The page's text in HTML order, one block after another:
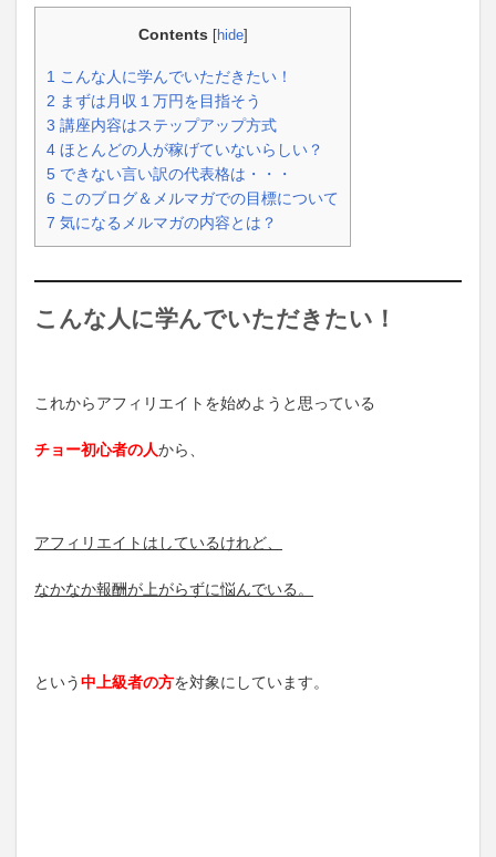
Contents hide]
1 こんな人に学んでいただきたい！
2 まずは月収１万円を目指そう
3 講座内容はステップアップ方式
4 ほとんどの人が稼げていないらしい？
5 できない言い訳の代表格は・・・
6 このブログ＆メルマガでの目標について
7 気になるメルマガの内容とは？
こんな人に学んでいただきたい！
これからアフィリエイトを始めようと思っている
チョー初心者の人から、
アフィリエイトはしているけれど、
なかなか報酬が上がらずに悩んでいる。
という中上級者の方を対象にしています。